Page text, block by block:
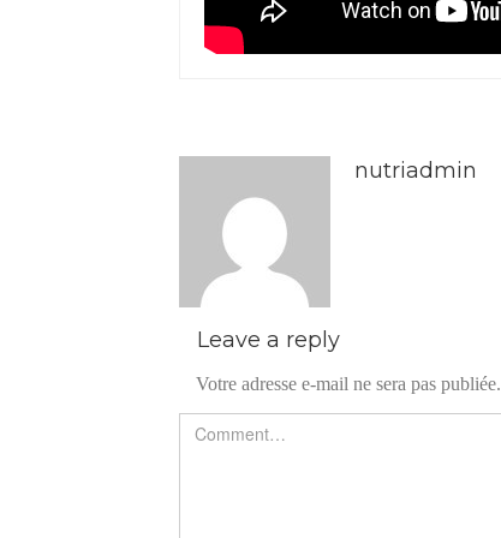
nutriadmin
Leave a reply
Votre adresse e-mail ne sera pas publiée.